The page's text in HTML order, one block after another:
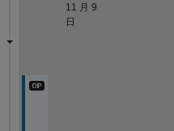
11 月 9
日